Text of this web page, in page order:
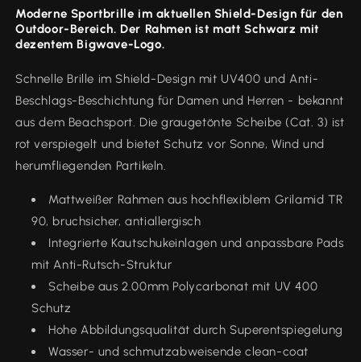
Moderne Sportbrille im aktuellen Shield-Design für den
Outdoor-Bereich. Der Rahmen ist matt Schwarz mit
dezentem Bigwave-Logo.
Schnelle Brille im Shield-Design mit UV400 und Anti-
Beschlags-Beschichtung für Damen und Herren - bekannt
aus dem Beachsport. Die graugetönte Scheibe (Cat. 3) ist
rot verspiegelt und bietet Schutz vor Sonne, Wind und
herumfliegenden Partikeln.
Mattweißer Rahmen aus hochflexiblem Grilamid TR
90, bruchsicher, antiallergisch
Integrierte Kautschukeinlagen und anpassbare Pads
mit Anti-Rutsch-Struktur
Scheibe aus 2.00mm Polycarbonat mit UV 400
Schutz
Hohe Abbildungsqualität durch Superentspiegelung
Wasser- und schmutzabweisende clean-coat